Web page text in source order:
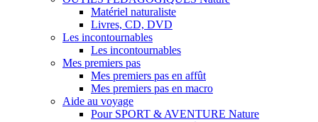
Matériel naturaliste
Livres, CD, DVD
Les incontournables
Les incontournables
Mes premiers pas
Mes premiers pas en affût
Mes premiers pas en macro
Aide au voyage
Pour SPORT & AVENTURE Nature